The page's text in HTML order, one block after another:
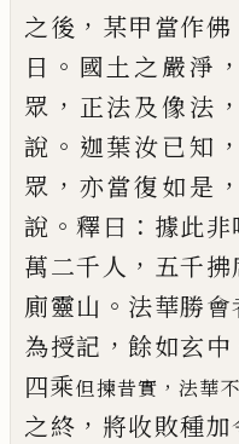
之後 ， 某甲當作佛
日 。 國土之嚴淨 ，
眾 ， 正法及像法 ，
說 。 迦葉汝已知 ，
眾 ， 亦當復如是
說 。釋曰 ： 據此非
萬二千人 ， 五千拂
廁靈山 。 法華勝會
為授記 ，餘如玄中
四乘但揀昔實 ，法華
之終 ， 將收敗種加